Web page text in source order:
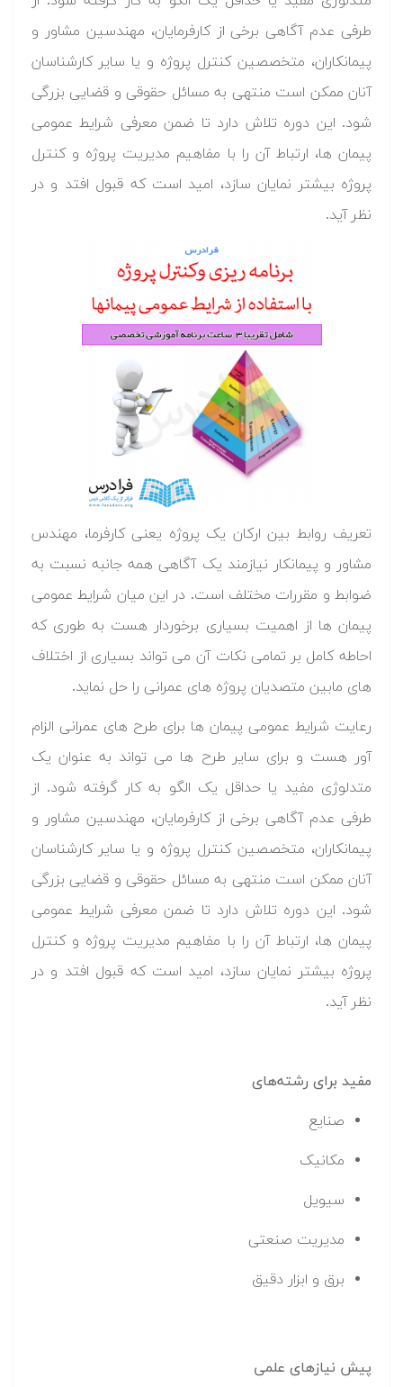
طرفی عدم آگاهی برخی از کارفرمایان، مهندسین مشاور و
پیمانکاران، متخصصین کنترل پروژه و یا سایر کارشناسان
آنان ممکن است منتهی به مسائل حقوقی و قضایی بزرگی
شود. این دوره تلاش دارد تا ضمن معرفی شرایط عمومی
پیمان ها، ارتباط آن را با مفاهیم مدیریت پروژه و کنترل
پروژه بیشتر نمایان سازد، امید است که قبول افتد و در
نظر آید.
تعریف روابط بین ارکان یک پروژه یعنی کارفرما، مهندس
مشاور و پیمانکار نیازمند یک آگاهی همه جانبه نسبت به
ضوابط و مقررات مختلف است. در این میان شرایط عمومی
پیمان ها از اهمیت بسیاری برخوردار هست به طوری که
احاطه کامل بر تمامی نکات آن می تواند بسیاری از اختلاف
های مابین متصدیان پروژه های عمرانی را حل نماید.
رعایت شرایط عمومی پیمان ها برای طرح های عمرانی الزام
آور هست و برای سایر طرح ها می تواند به عنوان یک
متدلوژی مفید یا حداقل یک الگو به کار گرفته شود. از
طرفی عدم آگاهی برخی از کارفرمایان، مهندسین مشاور و
پیمانکاران، متخصصین کنترل پروژه و یا سایر کارشناسان
آنان ممکن است منتهی به مسائل حقوقی و قضایی بزرگی
شود. این دوره تلاش دارد تا ضمن معرفی شرایط عمومی
پیمان ها، ارتباط آن را با مفاهیم مدیریت پروژه و کنترل
پروژه بیشتر نمایان سازد، امید است که قبول افتد و در
نظر آید.
مفید برای رشته‌های
صنایع
مکانیک
سیویل
مدیریت صنعتی
برق و ابزار دقیق
پیش نیازهای علمی